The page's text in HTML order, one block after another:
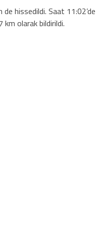
hissedildi. Saat 11:02’de
km olarak bildirildi.